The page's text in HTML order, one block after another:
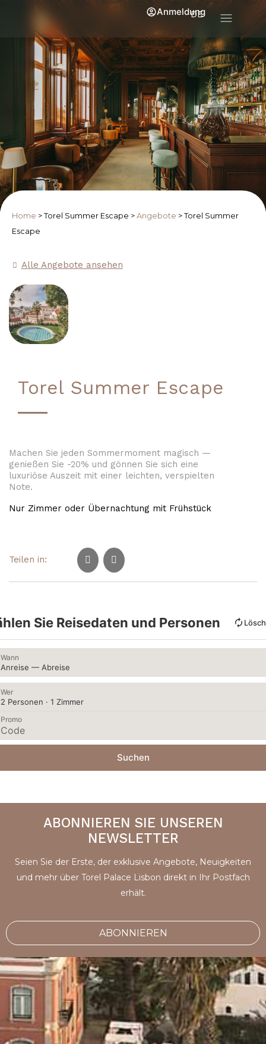
DE
Anmeldung
Home > Torel Summer Escape > Angebote > Torel Summer
Escape
Alle Angebote ansehen
Torel Summer Escape
Machen Sie jeden Sommermoment magisch —
genießen Sie -20% und gönnen Sie sich eine
luxuriöse Auszeit mit einer leichten, verspielten
Note.
Nur Zimmer oder Übernachtung mit Frühstück
Teilen in:
Sie Reisedaten und Personen
Wann
Anreise — Abreise
Wer
2 Personen · 1 Zimmer
Promo
Suchen
ABONNIEREN SIE UNSEREN
NEWSLETTER
Seien Sie der Erste, der exklusive Angebote, Neuigkeiten
und mehr über Torel Palace Lisbon direkt in Ihr Postfach
erhält.
ABONNIEREN